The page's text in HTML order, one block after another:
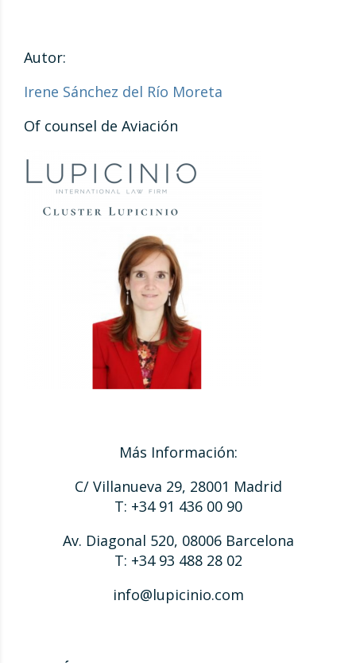
Autor:
Irene Sánchez del Río Moreta
Of counsel de Aviación
Más Información:
C/ Villanueva 29, 28001 Madrid
T: +34 91 436 00 90
Av. Diagonal 520, 08006 Barcelona
T: +34 93 488 28 02
info@lupicinio.com